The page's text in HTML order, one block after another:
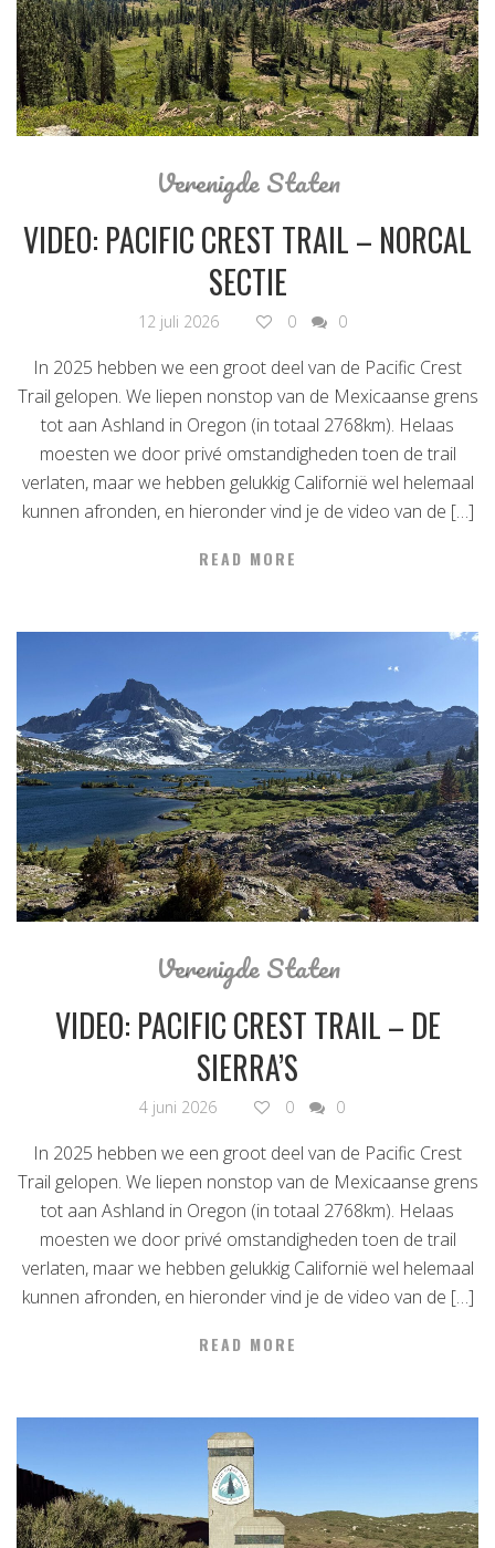
Verenigde Staten
VIDEO: PACIFIC CREST TRAIL – NORCAL
SECTIE
12 juli 2026 0 0
In 2025 hebben we een groot deel van de Pacific Crest
Trail gelopen. We liepen nonstop van de Mexicaanse grens
tot aan Ashland in Oregon (in totaal 2768km). Helaas
moesten we door privé omstandigheden toen de trail
verlaten, maar we hebben gelukkig Californië wel helemaal
kunnen afronden, en hieronder vind je de video van de […]
READ MORE
Verenigde Staten
VIDEO: PACIFIC CREST TRAIL – DE
SIERRA’S
4 juni 2026 0 0
In 2025 hebben we een groot deel van de Pacific Crest
Trail gelopen. We liepen nonstop van de Mexicaanse grens
tot aan Ashland in Oregon (in totaal 2768km). Helaas
moesten we door privé omstandigheden toen de trail
verlaten, maar we hebben gelukkig Californië wel helemaal
kunnen afronden, en hieronder vind je de video van de […]
READ MORE